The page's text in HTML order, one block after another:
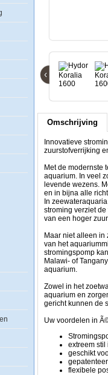
Innovatieve
een
vlotte
en
stroom
ideaal
voor
om
een
natuurlijke
waterstroom
simuleren
het
aquarium
Met
de
technologie
zorgen
de
stromingspompen
natuurlijke
watercirculatie
‹
Omschrijving
Innovatieve
zuurstofverrijking
Met de modernste
aquarium. In veel
levende wezens.
en in bijna alle
In
stroming verziet
van een hoger
Maar niet alleen in
van het
stromingspomp
Malawi- of
aquarium.
Zowel in het
aquarium en
gericht kunnen de
Uw voordelen in
extreem stil
geschikt
flexibele